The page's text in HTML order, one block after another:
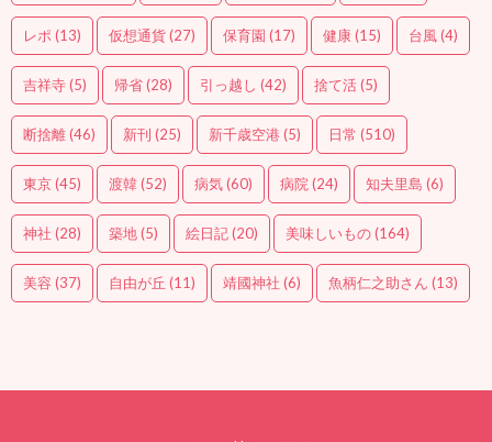
レポ (13) 仮想通貨(27) 保育園 (17) 健康(15) 台風(4)
吉祥寺(5) 帰省(28) 引っ越し (42) 捨て活(5)
断捨離(46) 新刊 (25) 新千歳空港(5) 日常 (510)
東京(45) 渡韓(52) 病気(60) 病院 (24) 知夫里島 (6)
神社 (28) 築地(5) 絵日記(20) 美味しいもの(164)
美容 (37) 自由が丘 (11) 靖國神社 (6) 魚柄仁之助さん (13)